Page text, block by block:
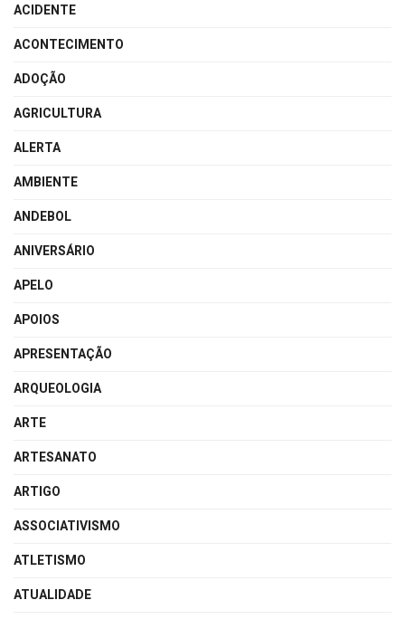
ACIDENTE
ACONTECIMENTO
ADOÇÃO
AGRICULTURA
ALERTA
AMBIENTE
ANDEBOL
ANIVERSÁRIO
APELO
APOIOS
APRESENTAÇÃO
ARQUEOLOGIA
ARTE
ARTESANATO
ARTIGO
ASSOCIATIVISMO
ATLETISMO
ATUALIDADE